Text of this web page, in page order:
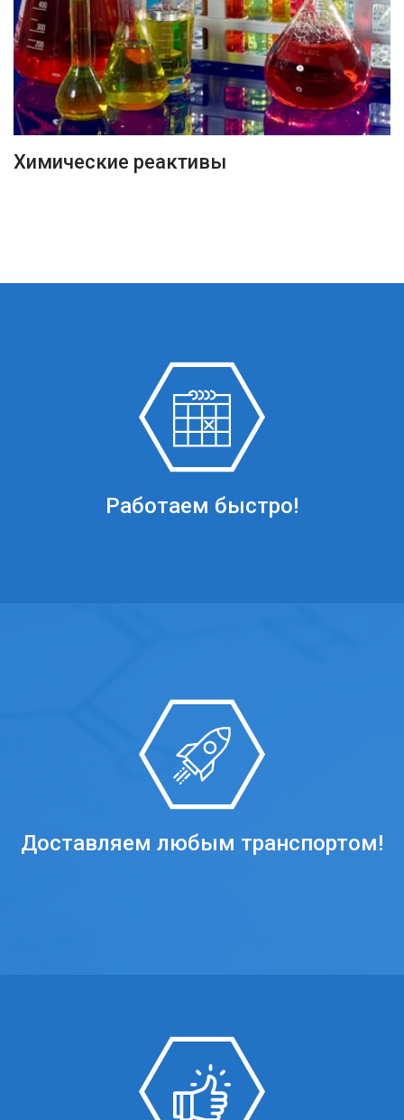
ПОДРОБНЕЕ
Химические реактивы
Работаем быстро!
Доставляем любым транспортом!